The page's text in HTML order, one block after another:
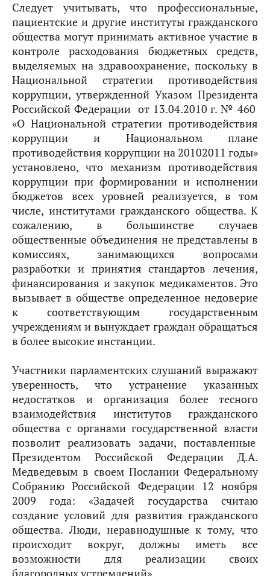
Следует учитывать, что профессиональные,
пациентские и другие институты гражданского
общества могут принимать активное участие в
контроле расходования бюджетных средств,
выделяемых на здравоохранение, поскольку в
Национальной стратегии противодействия
коррупции, утвержденной Указом Президента
Российской Федерации от 13.04.2010 г. № 460
«О Национальной стратегии противодействия
коррупции и Национальном плане
противодействия коррупции на 20102011 годы»
установлено, что механизм противодействия
коррупции при формировании и исполнении
бюджетов всех уровней реализуется, в том
числе, институтами гражданского общества. К
сожалению, в большинстве случаев
общественные объединения не представлены в
комиссиях, занимающихся вопросами
разработки и принятия стандартов лечения,
финансирования и закупок медикаментов. Это
вызывает в обществе определенное недоверие
к соответствующим государственным
учреждениям и вынуждает граждан обращаться
в более высокие инстанции.
Участники парламентских слушаний выражают
уверенность, что устранение указанных
недостатков и организация более тесного
взаимодействия институтов гражданского
общества с органами государственной власти
позволит реализовать задачи, поставленные
Президентом Российской Федерации Д.А.
Медведевым в своем Послании Федеральному
Собранию Российской Федерации 12 ноября
2009 года: «Задачей государства считаю
создание условий для развития гражданского
общества. Люди, неравнодушные к тому, что
происходит вокруг, должны иметь все
возможности для реализации своих